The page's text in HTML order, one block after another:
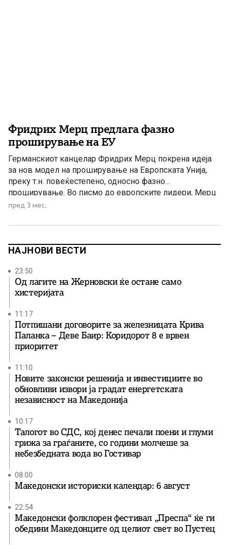
Фридрих Мерц предлага фазно
проширување на ЕУ
Германскиот канцелар Фридрих Мерц покрена идеја
за нов модел на проширување на Европската Унија,
преку т.н. повеќестепено, односно фазно
проширување. Во писмо до европските лидери, Мерц
апелира за забрзување на евроинтеграциите на
што би овозможил конкретни придобивки и пред
идеја, земјите кандидати најпрво […]
пред 3 мес.
НАЈНОВИ ВЕСТИ
23:50
Од лагите на Жерновски ќе остане само
хистеријата
11:17
Потпишани договорите за железницата Крива
Паланка – Деве Баир: Коридорот 8 е врвен
приоритет
11:10
Новите законски решенија и инвестициите во
обновливи извори ја градат енергетската
независност на Македонија
10:17
Талогот во СДС, кој денес печали поени и глуми
грижа за граѓаните, со години молчеше за
небезбедната вода во Гостивар
08:00
Македонски историски календар: 6 август
22:54
Македонски фолклорен фестивал „Преспа“ ќе ги
обедини Македонците од целиот свет во Пустец